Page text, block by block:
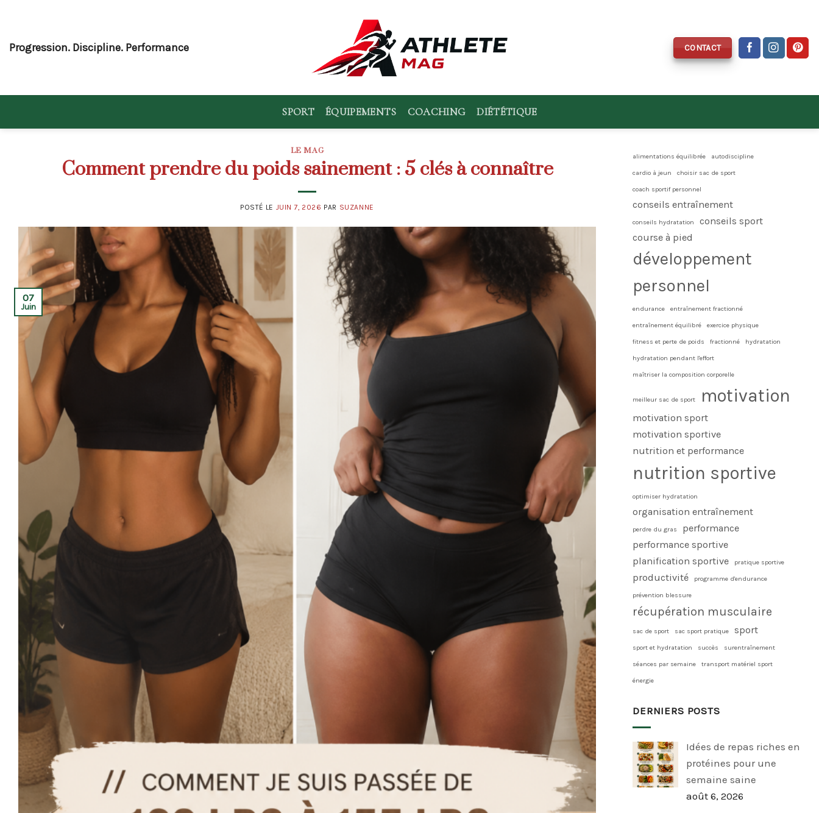
content
Progression. Discipline. Performance CONTACT
SPORT ÉQUIPEMENTS COACHING DIÉTÉTIQUE
LE MAG
Comment prendre du poids sainement : 5 clés à connaître
POSTÉ LE JUIN 7, 2026 PAR SUZANNE
07
Juin
alimentations équilibrée autodiscipline
cardio à jeun choisir sac de sport
coach sportif personnel
conseils entraînement
conseils hydratation
conseils sport
course à pied
développement
personnel
endurance entraînement fractionné
entraînement équilibré exercice physique
fitness et perte de poids fractionné hydratation
hydratation pendant l'effort
maîtriser la composition corporelle
meilleur sac de sport motivation
motivation sport
motivation sportive
nutrition et performance
nutrition sportive
optimiser hydratation
organisation entraînement
perdre du gras
performance
performance sportive
planification sportive
pratique sportive
productivité programme d'endurance
prévention blessure
récupération musculaire
sac de sport sac sport pratique sport
sport et hydratation succès surentraînement
séances par semaine transport matériel sport
énergie
DERNIERS POSTS
Idées de repas riches en
protéines pour une
semaine saine
août 6, 2026